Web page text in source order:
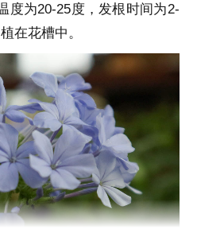
度为20-25度，发根时间为2-
在花槽中。